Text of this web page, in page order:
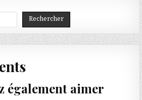
Rechercher
également aimer